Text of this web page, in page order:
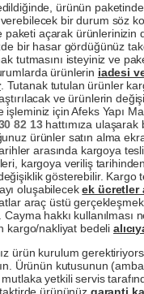
ürünün
bir durum söz
paketi açarak ürünlerinizin
bir hasar gördüğünüz
tutmasını isteyiniz ve
ürünlerin iadesi
. Tutanak tutulan ürünler
ve ürünlerin
işleminiz için Afeks Yapı
82 13hattımıza ulaşarak
ürünler satın alma
arasında kargoya
kargoya veriliş
gösterebilir. Kargo
oluşabilecekek ücretler
araç üstü
hakkı kullanılması
kargo/nakliyat bedeli
ürün kurulum
Ürünün kutusunun
yetkili servis